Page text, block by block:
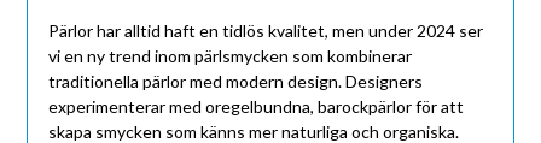
Pärlor har alltid haft en tidlös kvalitet, men under 2024 ser
vi en ny trend inom pärlsmycken som kombinerar
traditionella pärlor med modern design. Designers
experimenterar med oregelbundna, barockpärlor för att
skapa smycken som känns mer naturliga och organiska.